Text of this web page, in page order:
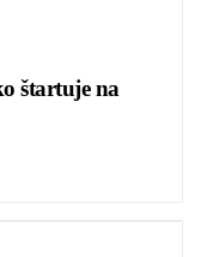
štartuje na